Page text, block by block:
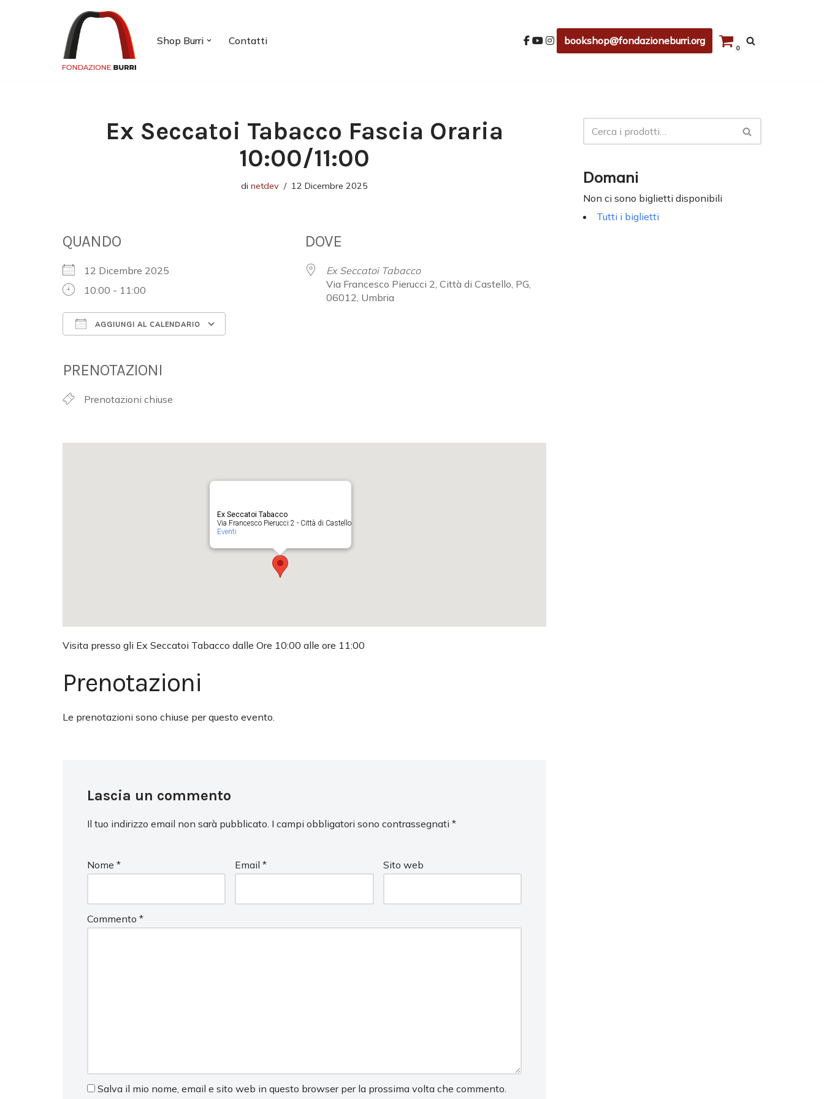
Shop Burri Contatti bookshop@fondazioneburri.org
0
Ex Seccatoi Tabacco Fascia Oraria
10:00/11:00
di netdev 12 Dicembre 2025
QUANDO
12 Dicembre 2025
10:00 - 11:00
AGGIUNGI AL CALENDARIO
PRENOTAZIONI
Prenotazioni chiuse
DOVE
Ex Seccatoi Tabacco
Via Francesco Pierucci 2, Città di Castello, PG,
06012, Umbria
Ex Seccatoi Tabacco
Via Francesco Pierucci 2 - Città di Castello
Eventi
Visita presso gli Ex Seccatoi Tabacco dalle Ore 10:00 alle ore 11:00
Prenotazioni
Le prenotazioni sono chiuse per questo evento.
Lascia un commento
Il tuo indirizzo email non sarà pubblicato. I campi obbligatori sono contrassegnati *
Nome * Email* Sito web
Commento *
Salva il mio nome, email e sito web in questo browser per la prossima volta che commento.
Domani
Non ci sono biglietti disponibili
Tutti i biglietti